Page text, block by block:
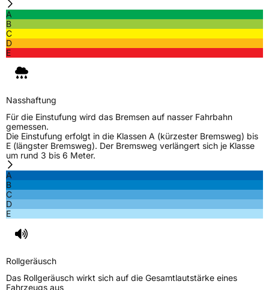
A
B
C
D
E
Nasshaftung
Für die Einstufung wird das Bremsen auf nasser Fahrbahn
gemessen.
Die Einstufung erfolgt in die Klassen A (kürzester Bremsweg) bis
E (längster Bremsweg). Der Bremsweg verlängert sich je Klasse
um rund 3 bis 6 Meter.
A
B
C
D
E
Rollgeräusch
Das Rollgeräusch wirkt sich auf die Gesamtlautstärke eines
Fahrzeugs aus